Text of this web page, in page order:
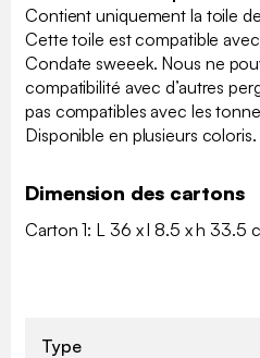
Contient uniquement la toile
Cette toile est compatible
Condate sweeek. Nous ne
compatibilité avec d’autres
pas compatibles avec les
Disponible en plusieurs coloris.
Dimension des cartons
Carton 1: L 36 x l 8.5 x h 33.5
Type